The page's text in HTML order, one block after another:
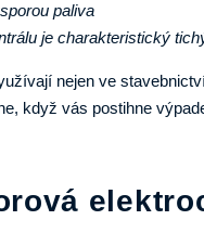
paliva
je charakteristický
nejen ve
když vás postihne